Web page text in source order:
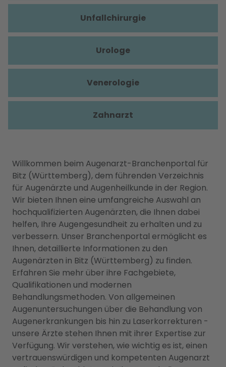
Willkommen beim Augenarzt-Branchenportal für
Bitz (Württemberg), dem führenden Verzeichnis
für Augenärzte und Augenheilkunde in der Region.
Wir bieten Ihnen eine umfangreiche Auswahl an
hochqualifizierten Augenärzten, die Ihnen dabei
helfen, Ihre Augengesundheit zu erhalten und zu
verbessern. Unser Branchenportal ermöglicht es
Ihnen, detaillierte Informationen zu den
Augenärzten in Bitz (Württemberg) zu finden.
Erfahren Sie mehr über ihre Fachgebiete,
Qualifikationen und modernen
Behandlungsmethoden. Von allgemeinen
Augenuntersuchungen über die Behandlung von
Augenerkrankungen bis hin zu Laserkorrekturen -
unsere Ärzte stehen Ihnen mit ihrer Expertise zur
Verfügung. Wir verstehen, wie wichtig es ist, einen
vertrauenswürdigen und kompetenten Augenarzt
Unfallchirurgie
Urologe
Venerologie
Zahnarzt